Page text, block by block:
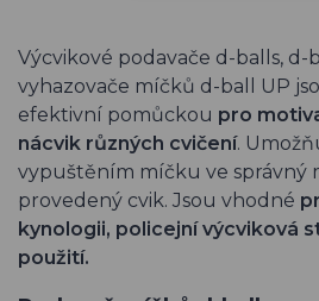
Výcvikové podavače d-balls, d-
vyhazovače míčků d-ball UP
efektivní pomůckou pro
nácvik různých cvičení.
vypuštěním míčku ve správný
provedený cvik. Jsou vhodné
kynologii, policejní výcviková
použití.